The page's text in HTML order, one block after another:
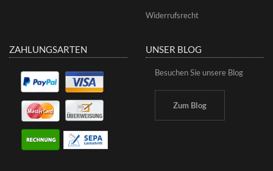
Widerrufsrecht
ZAHLUNGSARTEN UNSER BLOG
Besuchen Sie unsere Blog
Zum Blog